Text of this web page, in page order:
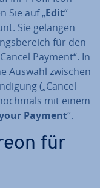
Sie auf „Edit“
Sie gelangen
für den
Payment“. In
Auswahl zwischen
(„Cancel
mit einem
Payment“.
für